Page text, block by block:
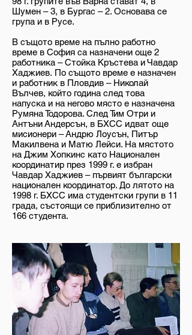
Шумен – 3, в Бургас – 2. Основава се
група и в Русе.
В същото време на пълно работно
време в София са назначени още 2
работника – Стойка Кръстева и Чавдар
Хаджиев. По същото време е назначен
и работник в Пловдив – Николай
Вълчев, който година след това
напуска и на негово място е назначена
Румяна Тодорова. След Тим Отри и
Антъни Андерсън, в БХСС идват още
мисионери – Андрю Лоусън, Питър
Макилвена и Матю Лейси. На мястото
на Джим Хопкинс като Национален
координатир през 1999 г. е избран
Чавдар Хаджиев – първият български
национален координатор. До лятото на
1998 г. БХСС има студентски групи в 11
града, състоящи се приблизително от
166 студента.